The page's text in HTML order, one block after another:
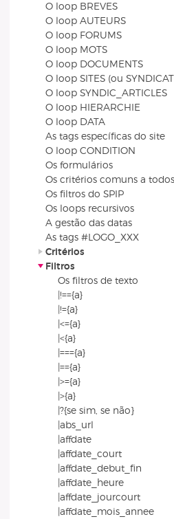
O loop BREVES
O loop AUTEURS
O loop FORUMS
O loop MOTS
O loop DOCUMENTS
O loop SITES (ou
O loop SYNDIC_ARTICLES
O loop HIERARCHIE
O loop DATA
As tags específicas do site
O loop CONDITION
Os formulários
Os critérios comuns a
Os filtros do SPIP
Os loops recursivos
A gestão das datas
As tags #LOGO_XXX
Critérios
Filtros
Os filtros de texto
|!=={a}
|!={a}
|<={a}
|<{a}
|==={a}
|=={a}
|>={a}
|>{a}
|?{se sim, se não}
|abs_url
|affdate
|affdate_court
|affdate_debut_fin
|affdate_heure
|affdate_jourcourt
|affdate_mois_annee